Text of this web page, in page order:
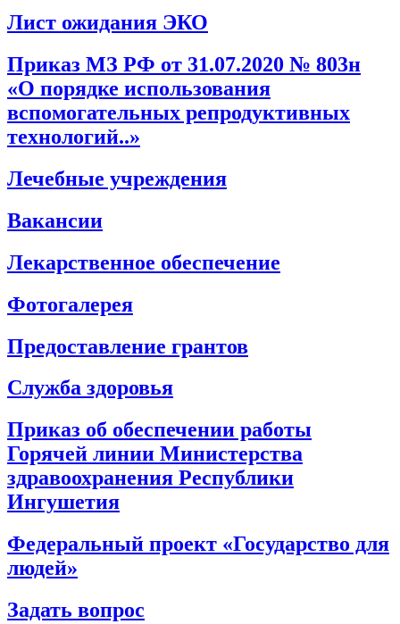
Лист ожидания ЭКО
Приказ МЗ РФ от 31.07.2020 № 803н
«О порядке использования
вспомогательных репродуктивных
технологий..»
Лечебные учреждения
Вакансии
Лекарственное обеспечение
Фотогалерея
Предоставление грантов
Служба здоровья
Приказ об обеспечении работы
Горячей линии Министерства
здравоохранения Республики
Ингушетия
Федеральный проект «Государство для
людей»
Задать вопрос